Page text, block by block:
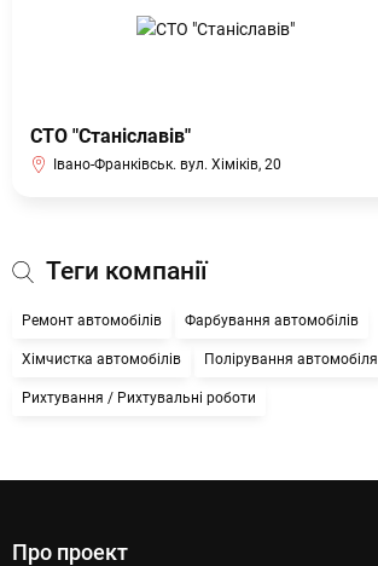
СТО "Станіславів"
Івано-Франківськ. вул. Хіміків, 20
Теги компанії
Ремонт автомобілів Фарбування автомобілів
Хімчистка автомобілів Полірування автомобіля
Рихтування / Рихтувальні роботи
Про проект